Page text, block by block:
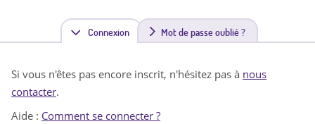
Connexion(
n
Mot de passe oublié ?
Si vous n'êtes pas encore inscrit, n'hésitez pas à nous
contacter.
Aide : Comment se connecter ?